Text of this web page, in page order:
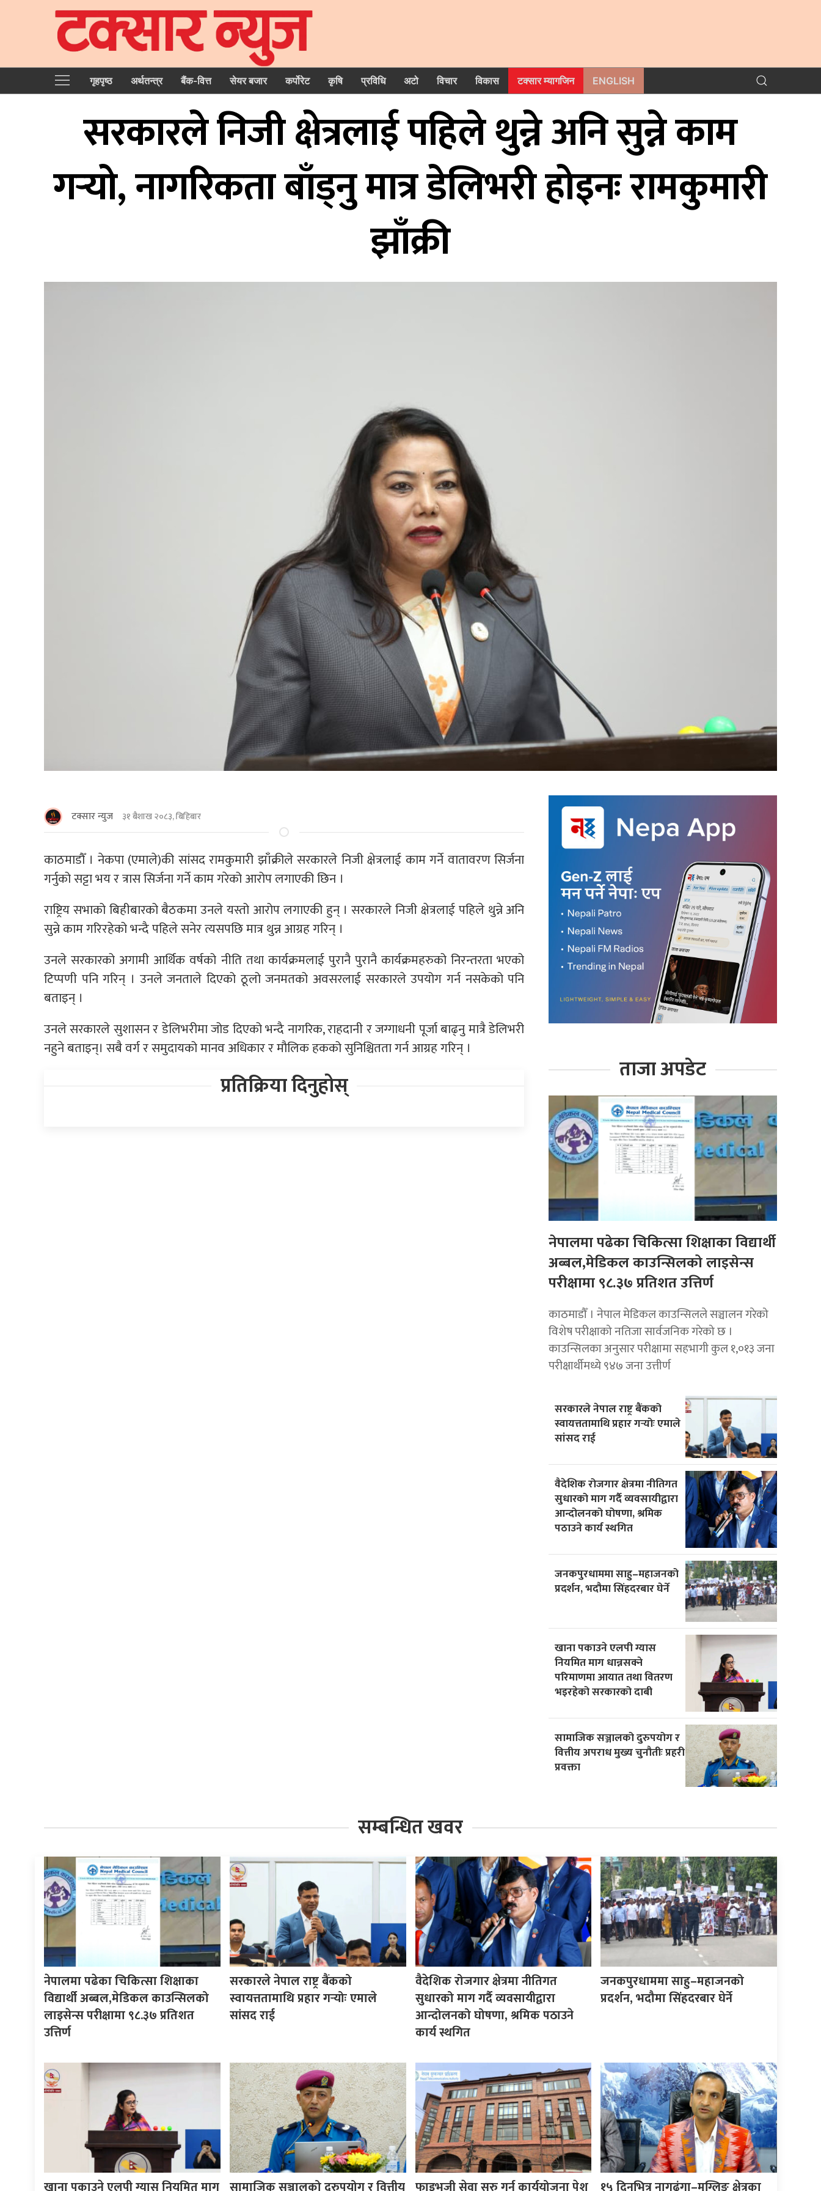
गृहपृष्‍ठ अर्थतन्त्र बैंक-वित्त सेयर बजार कर्पोरेट कृषि प्रविधि अटो विचार विकास टक्सार म्यागजिन ENGLISH
सरकारले निजी क्षेत्रलाई पहिले थुन्ने अनि सुन्ने काम
गर्‍यो, नागरिकता बाँड्नु मात्र डेलिभरी होइनः रामकुमारी
झाँक्री
टक्सार न्युज ३१ बैशाख २०८३, बिहिबार
काठमाडाैँ । नेकपा (एमाले)की सांसद रामकुमारी झाँक्रीले सरकारले निजी क्षेत्रलाई काम गर्ने वातावरण सिर्जना
गर्नुको सट्टा भय र त्रास सिर्जना गर्ने काम गरेको आरोप लगाएकी छिन ।
राष्ट्रिय सभाको बिहीबारको बैठकमा उनले यस्तो आरोप लगाएकी हुन् । सरकारले निजी क्षेत्रलाई पहिले थुन्ने अनि
सुन्ने काम गरिरहेको भन्दै पहिले सनेर त्यसपछि मात्र थुन्न आग्रह गरिन् ।
उनले सरकारको अगामी आर्थिक वर्षको नीति तथा कार्यक्रमलाई पुरानै पुरानै कार्यक्रमहरुको निरन्तरता भएको
टिप्पणी पनि गरिन् । उनले जनताले दिएको ठूलो जनमतको अवसरलाई सरकारले उपयोग गर्न नसकेको पनि
बताइन् ।
उनले सरकारले सुशासन र डेलिभरीमा जोड दिएको भन्दै नागरिक, राहदानी र जग्गाधनी पूर्जा बाढ्नु मात्रै डेलिभरी
नहुने बताइन्। सबै वर्ग र समुदायको मानव अधिकार र मौलिक हकको सुनिश्चितता गर्न आग्रह गरिन् ।
प्रतिक्रिया दिनुहोस्
ताजा अपडेट
नेपालमा पढेका चिकित्सा शिक्षाका विद्यार्थी
अब्बल,मेडिकल काउन्सिलको लाइसेन्स
परीक्षामा ९८.३७ प्रतिशत उत्तिर्ण
काठमाडौँ । नेपाल मेडिकल काउन्सिलले सञ्चालन गरेको
विशेष परीक्षाको नतिजा सार्वजनिक गरेको छ ।
काउन्सिलका अनुसार परीक्षामा सहभागी कुल १,०१३ जना
परीक्षार्थीमध्ये ९४७ जना उत्तीर्ण
सरकारले नेपाल राष्ट्र बैंकको
स्वायत्ततामाथि प्रहार गर्‍योः एमाले
सांसद राई
वैदेशिक रोजगार क्षेत्रमा नीतिगत
सुधारको माग गर्दै व्यवसायीद्वारा
आन्दोलनको घोषणा, श्रमिक
पठाउने कार्य स्थगित
जनकपुरधाममा साहु–महाजनको
प्रदर्शन, भदौमा सिंहदरबार घेर्ने
खाना पकाउने एलपी ग्यास
नियमित माग धान्नसक्ने
परिमाणमा आयात तथा वितरण
भइरहेको सरकारको दाबी
सामाजिक सञ्जालको दुरुपयोग र
वित्तीय अपराध मुख्य चुनौतीः प्रहरी
प्रवक्ता
सम्बन्धित खवर
नेपालमा पढेका चिकित्सा शिक्षाका
विद्यार्थी अब्बल,मेडिकल काउन्सिलको
लाइसेन्स परीक्षामा ९८.३७ प्रतिशत
उत्तिर्ण
सरकारले नेपाल राष्ट्र बैंकको
स्वायत्ततामाथि प्रहार गर्‍योः एमाले
सांसद राई
वैदेशिक रोजगार क्षेत्रमा नीतिगत
सुधारको माग गर्दै व्यवसायीद्वारा
आन्दोलनको घोषणा, श्रमिक पठाउने
कार्य स्थगित
जनकपुरधाममा साहु–महाजनको
प्रदर्शन, भदौमा सिंहदरबार घेर्ने